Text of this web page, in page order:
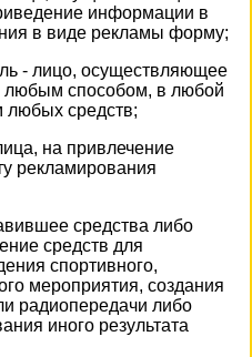
информации в
в виде рекламы форму;
- лицо, осуществляющее
любым способом, в любой
любых средств;
на привлечение
рекламирования
средства либо
средств для
спортивного,
мероприятия, создания
радиопередачи либо
иного результата